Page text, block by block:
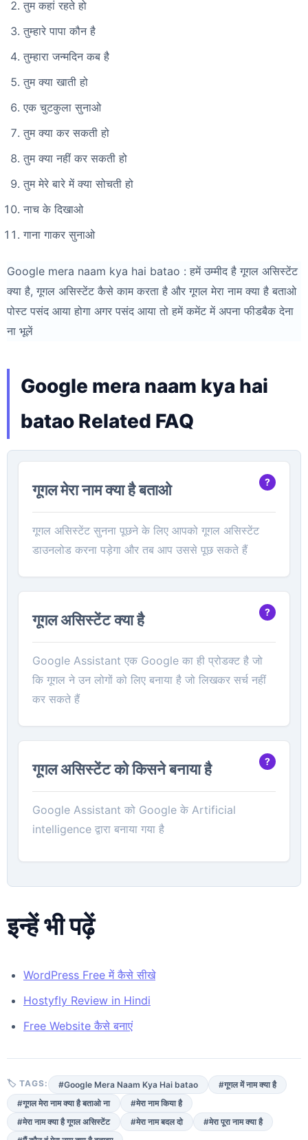
तुम कहां रहते हो
तुम्हारे पापा कौन है
तुम्हारा जन्मदिन कब है
तुम क्या खाती हो
एक चुटकुला सुनाओ
तुम क्या कर सकती हो
तुम क्या नहीं कर सकती हो
तुम मेरे बारे में क्या सोचती हो
नाच के दिखाओ
गाना गाकर सुनाओ
Google mera naam kya hai batao : हमें उम्मीद है गूगल असिस्टेंट
क्या है, गूगल असिस्टेंट कैसे काम करता है और गूगल मेरा नाम क्या है बताओ
पोस्ट पसंद आया होगा अगर पसंद आया तो हमें कमेंट में अपना फीडबैक देना
ना भूलें
Google mera naam kya hai
batao Related FAQ
गूगल मेरा नाम क्या है बताओ
गूगल असिस्टेंट सुनना पूछने के लिए आपको गूगल असिस्टेंट
डाउनलोड करना पड़ेगा और तब आप उससे पूछ सकते हैं
गूगल असिस्टेंट क्या है
Google Assistant एक Google का ही प्रोडक्ट है जो
कि गूगल ने उन लोगों को लिए बनाया है जो लिखकर सर्च नहीं
कर सकते हैं
गूगल असिस्टेंट को किसने बनाया है
Google Assistant को Google के Artificial
intelligence द्वारा बनाया गया है
इन्हें भी पढ़ें
WordPress Free में कैसे सीखे
Hostyfly Review in Hindi
Free Website कैसे बनाएं
🏷 TAGS: #Google Mera Naam Kya Hai batao
#गूगल में नाम क्या है
#गूगल मेरा नाम क्या है बताओ ना
#मेरा नाम किया है
#मेरा नाम क्या है गूगल असिस्टेंट
#मेरा नाम बदल दो
#मेरा पूरा नाम क्या है